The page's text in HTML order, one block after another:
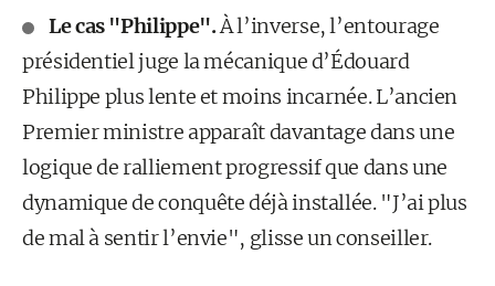
Le cas "Philippe".À l’inverse, l’entourage
présidentiel juge la mécanique d’Édouard
Philippe plus lente et moins incarnée. L’ancien
Premier ministre apparaît davantage dans une
logique de ralliement progressif que dans une
dynamique de conquête déjà installée. "J’ai plus
de mal à sentir l’envie", glisse un conseiller.